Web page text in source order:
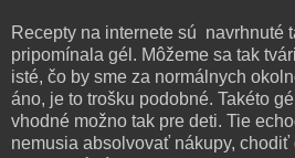
Recepty na internete sú navrhnuté
pripomínala gél. Môžeme sa tak
isté, čo by sme za normálnych
áno, je to trošku podobné. Takéto
vhodné možno tak pre deti. Tie
nemusia absolvovať nákupy,